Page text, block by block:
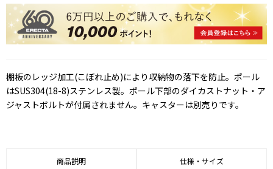
棚板のレッジ加工(こぼれ止め)により収納物の落下を防止。ポール
はSUS304(18-8)ステンレス製。ポール下部のダイカストナット・ア
ジャストボルトが付属されません。キャスターは別売りです。
商品説明 仕様・サイズ